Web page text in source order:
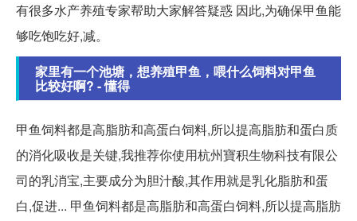
有很多水产养殖专家帮助大家解答疑惑 因此,为确保甲鱼能
够吃饱吃好,减。
家里有一个池塘，想养殖甲鱼，喂什么饲料对甲鱼
比较好啊? - 懂得
甲鱼饲料都是高脂肪和高蛋白饲料,所以提高脂肪和蛋白质
的消化吸收是关键,我推荐你使用杭州寶积生物科技有限公
司的乳消宝,主要成分为胆汁酸,其作用就是乳化脂肪和蛋
白,促进... 甲鱼饲料都是高脂肪和高蛋白饲料,所以提高脂肪